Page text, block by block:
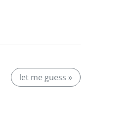
let me guess »